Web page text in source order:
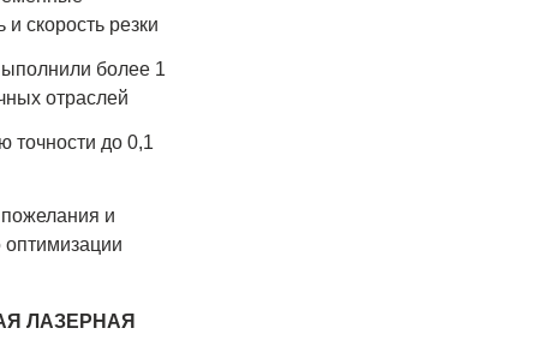
скорость резки
более 1
отраслей
точности до 0,1
и
оптимизации
ЛАЗЕРНАЯ